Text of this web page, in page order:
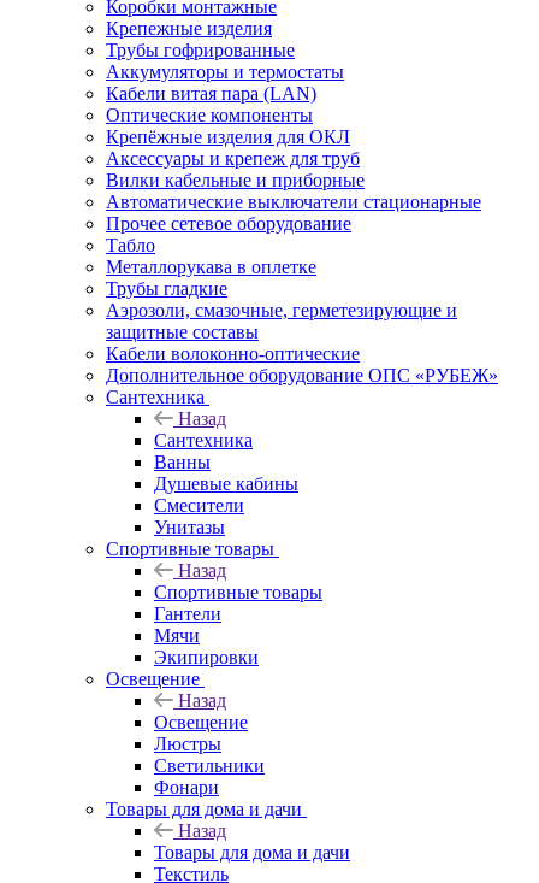
Коробки монтажные
Крепежные изделия
Трубы гофрированные
Аккумуляторы и термостаты
Кабели витая пара (LAN)
Оптические компоненты
Крепёжные изделия для ОКЛ
Аксессуары и крепеж для труб
Вилки кабельные и приборные
Автоматические выключатели стационарные
Прочее сетевое оборудование
Табло
Металлорукава в оплетке
Трубы гладкие
Аэрозоли, смазочные, герметезирующие и
защитные составы
Кабели волоконно-оптические
Дополнительное оборудование ОПС «РУБЕЖ»
Сантехника
Назад
Сантехника
Ванны
Душевые кабины
Смесители
Унитазы
Спортивные товары
Назад
Спортивные товары
Гантели
Мячи
Экипировки
Освещение
Назад
Освещение
Люстры
Светильники
Фонари
Товары для дома и дачи
Назад
Товары для дома и дачи
Текстиль